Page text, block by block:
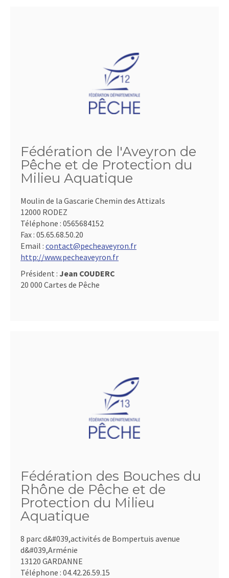
Fédération de l'Aveyron de
Pêche et de Protection du
Milieu Aquatique
Moulin de la Gascarie Chemin des Attizals
12000 RODEZ
Téléphone : 0565684152
Fax : 05.65.68.50.20
Email : contact@pecheaveyron.fr
http://www.pecheaveyron.fr
Président : Jean COUDERC
20 000 Cartes de Pêche
Fédération des Bouches du
Rhône de Pêche et de
Protection du Milieu
Aquatique
8 parc d&#039,activités de Bompertuis avenue
d&#039,Arménie
13120 GARDANNE
Téléphone : 04.42.26.59.15